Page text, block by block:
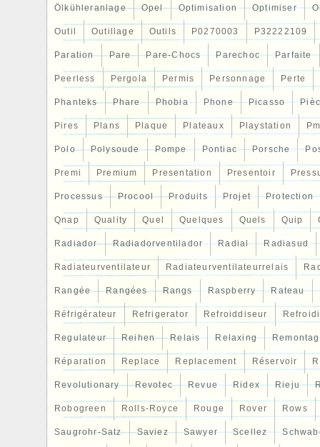
Ölkühleranlage Opel Optimisation Optimiser
Outil Outillage Outils P0270003 P32222109
Paration Pare Pare-Chocs Parechoc Parfaite
Peerless Pergola Permis Personnage Perte
Phanteks Phare Phobia Phone Picasso
Pires Plans Plaque Plateaux Playstation
Polo Polysoude Pompe Pontiac Porsche
Premi Premium Presentation Presentoir
Processus Procool Produits Projet Protection
Qnap Quality Quel Quelques Quels Quip
Radiador Radiadorventilador Radial Radiasud
Radiateurventilateur Radiateurventilateurrelais
Rangée Rangées Rangs Raspberry Rateau
Réfrigérateur Refrigerator Refroiddiseur Refroidi
Regulateur Reihen Relais Relaxing
Réparation Replace Replacement Réservoir
Revolutionary Revotec Revue Ridex Rieju
Robogreen Rolls-Royce Rouge Rover Rows
Saugrohr-Satz Saviez Sawyer Scellez